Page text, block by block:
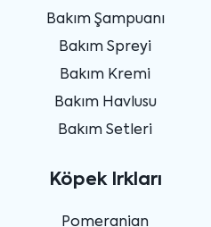
Bakım Şampuanı
Bakım Spreyi
Bakım Kremi
Bakım Havlusu
Bakım Setleri
Köpek Irkları
Pomeranian